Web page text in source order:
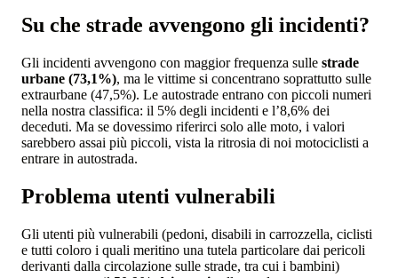
Su che strade avvengono gli incidenti?
Gli incidenti avvengono con maggior frequenza sulle strade
urbane (73,1%), ma le vittime si concentrano soprattutto sulle
extraurbane (47,5%). Le autostrade entrano con piccoli numeri
nella nostra classifica: il 5% degli incidenti e l’8,6% dei
deceduti. Ma se dovessimo riferirci solo alle moto, i valori
sarebbero assai più piccoli, vista la ritrosia di noi motociclisti a
entrare in autostrada.
Problema utenti vulnerabili
Gli utenti più vulnerabili (pedoni, disabili in carrozzella, ciclisti
e tutti coloro i quali meritino una tutela particolare dai pericoli
derivanti dalla circolazione sulle strade, tra cui i bambini)